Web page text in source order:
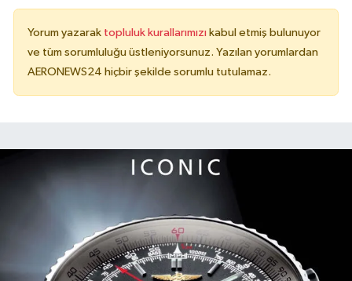
Yorum yazarak topluluk kurallarımızı kabul etmiş bulunuyor
ve tüm sorumluluğu üstleniyorsunuz. Yazılan yorumlardan
AERONEWS24 hiçbir şekilde sorumlu tutulamaz.